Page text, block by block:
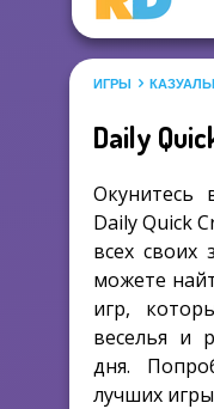
ИГРЫ
Daily
Daily Quick
всех своих
можете
игр,
веселья и
дня.
лучших